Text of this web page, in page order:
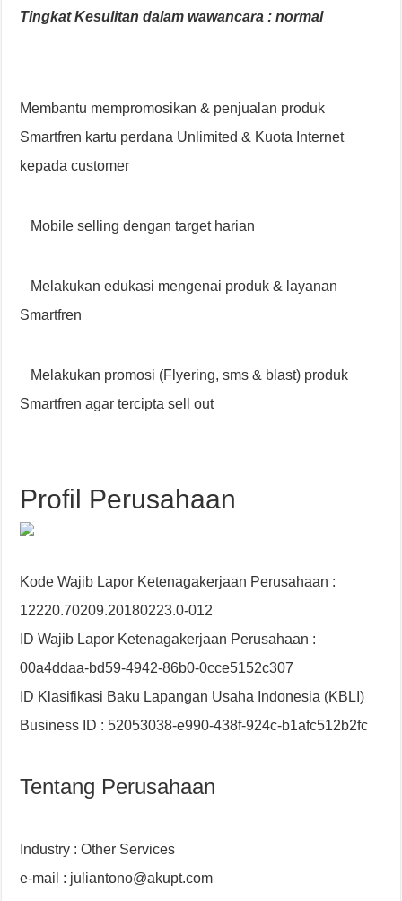
Tingkat Kesulitan dalam wawancara : normal
Membantu mempromosikan & penjualan produk
Smartfren kartu perdana Unlimited & Kuota Internet
kepada customer
Mobile selling dengan target harian
Melakukan edukasi mengenai produk & layanan
Smartfren
Melakukan promosi (Flyering, sms & blast) produk
Smartfren agar tercipta sell out
Profil Perusahaan
Kode Wajib Lapor Ketenagakerjaan Perusahaan :
12220.70209.20180223.0-012
ID Wajib Lapor Ketenagakerjaan Perusahaan :
00a4ddaa-bd59-4942-86b0-0cce5152c307
ID Klasifikasi Baku Lapangan Usaha Indonesia (KBLI)
Business ID : 52053038-e990-438f-924c-b1afc512b2fc
Tentang Perusahaan
Industry : Other Services
e-mail : juliantono@akupt.com